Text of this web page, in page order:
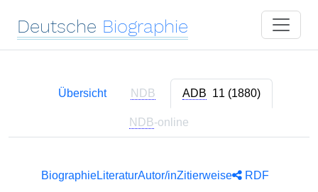
Deutsche Biographie
Übersicht NDB ADB 11 (1880)
NDB-online
BiographieLiteraturAutor/inZitierweise
RDF